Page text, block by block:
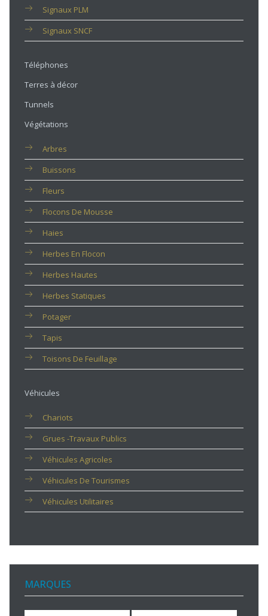
Signaux PLM
Signaux SNCF
Téléphones
Terres à décor
Tunnels
Végétations
Arbres
Buissons
Fleurs
Flocons De Mousse
Haies
Herbes En Flocon
Herbes Hautes
Herbes Statiques
Potager
Tapis
Toisons De Feuillage
Véhicules
Chariots
Grues -travaux Publics
Véhicules Agricoles
Véhicules De Tourismes
Véhicules Utilitaires
MARQUES